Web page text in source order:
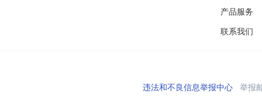
产品服务
联系我们
违法和不良信息举报中心举报